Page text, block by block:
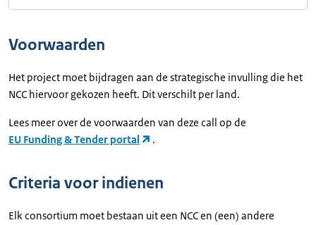
Voorwaarden
Het project moet bijdragen aan de strategische invulling die het
NCC hiervoor gekozen heeft. Dit verschilt per land.
Lees meer over de voorwaarden van deze call op de
EU Funding & Tender portal
.
Criteria voor indienen
Elk consortium moet bestaan uit een NCC en (een) andere